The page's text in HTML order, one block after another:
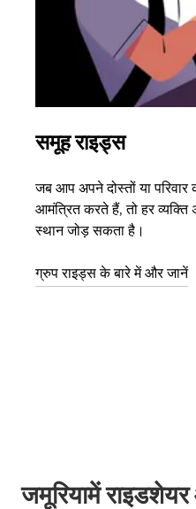
समूह राइड्स
जब आप अपने दोस्तों या परिवार
आमंत्रित करते हैं, तो हर
स्थान जोड़ सकता है।
ग्रुप राइड्स के बारे में और जानें
जमूरियामें